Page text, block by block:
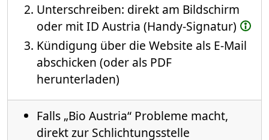
Unterschreiben: direkt am Bildschirm
oder mit ID Austria (Handy-Signatur)
Kündigung über die Website als E-Mail
abschicken (oder als PDF
herunterladen)
Falls „Bio Austria“ Probleme macht,
direkt zur Schlichtungsstelle